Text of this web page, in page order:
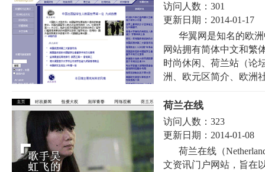
访问人数： 301
更新日期： 2014-01-17
华翼网是知名的欧
网站拥有简体中文和繁
时尚休闲、荷兰站（论
洲、欧元区简介、欧洲
荷兰在线
访问人数： 323
更新日期： 2014-01-08
荷兰在线（
文资讯门户网站，旨在